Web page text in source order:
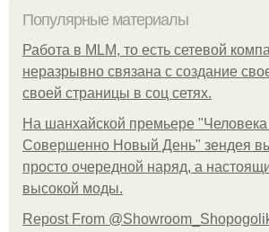
Популярные материалы
Работа в MLM, то есть сетевой
неразрывно связана с создание
своей страницы в соц сетях.
На шанхайской премьере "Человека
Совершенно Новый День" зендея
просто очередной наряд, а
высокой моды.
Repost From